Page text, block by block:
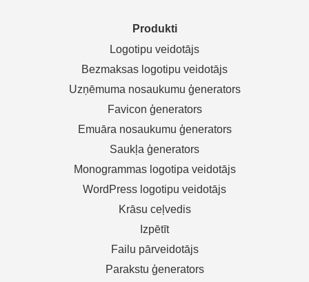
Produkti
Logotipu veidotājs
Bezmaksas logotipu veidotājs
Uzņēmuma nosaukumu ģenerators
Favicon ģenerators
Emuāra nosaukumu ģenerators
Saukļa ģenerators
Monogrammas logotipa veidotājs
WordPress logotipu veidotājs
Krāsu ceļvedis
Izpētīt
Failu pārveidotājs
Parakstu ģenerators